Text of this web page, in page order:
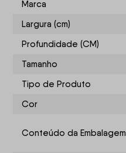
Marca
Largura (cm)
Profundidade (CM)
Tamanho
Tipo de Produto
Cor
Conteúdo da Embalagem